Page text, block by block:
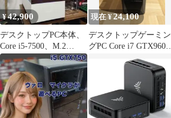
¥42,900
デスクトップPC本体、
Core i5-7500、M.2
SSD、GPUなし
現在 ¥24,100
デスクトップゲーミン
グPC Core i7 GTX960